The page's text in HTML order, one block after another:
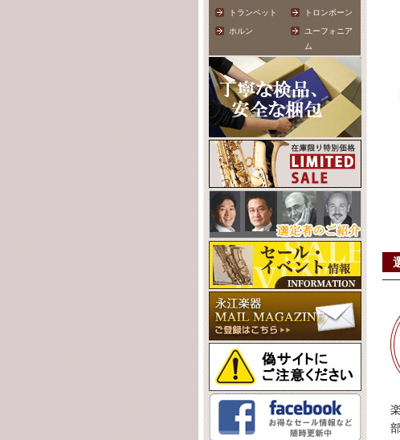
トランペット トロンボーン
ホルン
ユーフォニア
ム